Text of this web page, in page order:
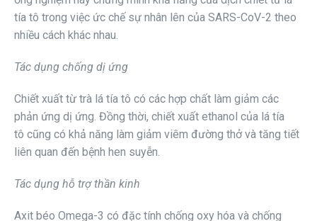
tía tô trong việc ức chế sự nhân lên của SARS-CoV-2 theo
nhiều cách khác nhau.
Tác dụng chống dị ứng
Chiết xuất từ trà lá tía tô có các hợp chất làm giảm các
phản ứng dị ứng. Đồng thời, chiết xuất ethanol của lá tía
tô cũng có khả năng làm giảm viêm đường thở và tăng tiết
liên quan đến bệnh hen suyễn.
Tác dụng hỗ trợ thần kinh
Axit béo Omega-3 có đặc tính chống oxy hóa và chống